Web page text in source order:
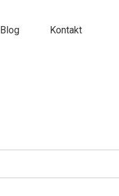
Blog Kontakt